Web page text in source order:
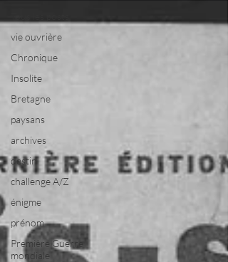
vie ouvrière
Chronique
Insolite
Bretagne
paysans
archives
destin
challenge A/Z
énigme
prénom
Première Guerre
mondiale